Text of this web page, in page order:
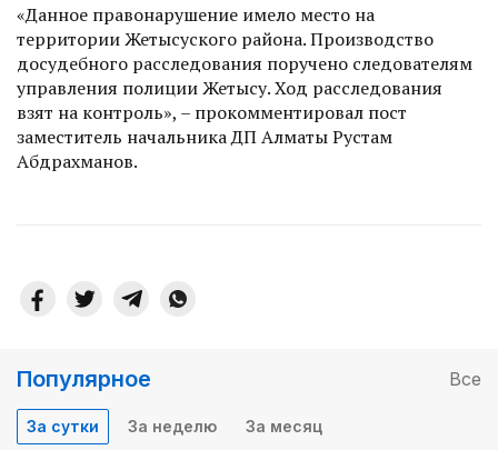
«Данное правонарушение имело место на
территории Жетысуского района. Производство
досудебного расследования поручено следователям
управления полиции Жетысу. Ход расследования
взят на контроль», – прокомментировал пост
заместитель начальника ДП Алматы Рустам
Абдрахманов.
Популярное Все
За сутки За неделю За месяц